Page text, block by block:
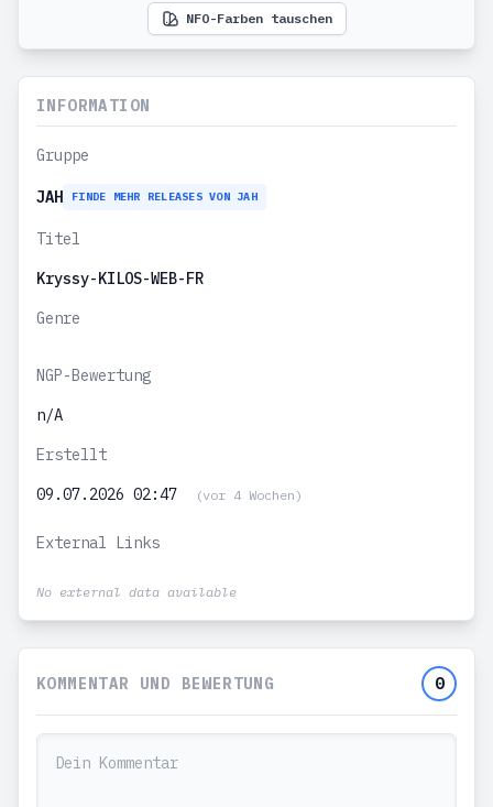
NFO-Farben tauschen
INFORMATION
Gruppe
JAH FINDE MEHR RELEASES VON JAH
Titel
Kryssy-KILOS-WEB-FR
Genre
NGP-Bewertung
n/A
Erstellt
09.07.2026 02:47
(vor 4 Wochen)
External Links
No external data available
KOMMENTAR UND BEWERTUNG 0